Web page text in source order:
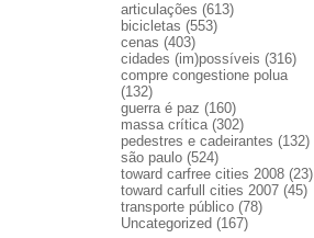
articulações (613)
bicicletas (553)
cenas (403)
cidades (im)possíveis (316)
compre congestione polua
(132)
guerra é paz (160)
massa crítica(302)
pedestres e cadeirantes (132)
são paulo (524)
toward carfree cities 2008 (23)
toward carfull cities 2007 (45)
transporte público (78)
Uncategorized (167)